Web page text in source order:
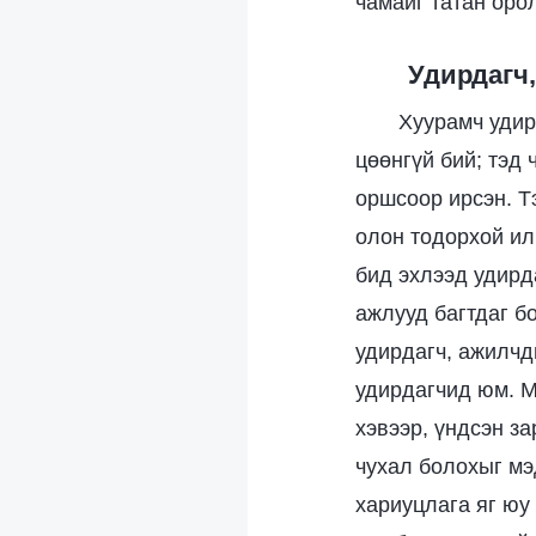
Хуурамч
цөөнгүй бий; тэд
оршсоор ирсэн.
олон тодорхой
бид эхлээд
ажлууд багтдаг
удирдагч,
удирдагчид юм.
хэвээр, үндсэн
чухал болохыг
хариуцлага яг юу